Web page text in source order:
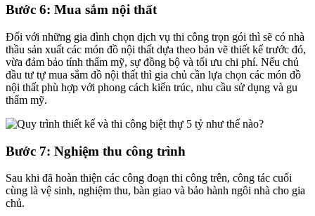
Bước 6: Mua sắm nội thất
Đối với những gia đình chọn dịch vụ thi công trọn gói thì sẽ có nhà
thầu sản xuất các món đồ nội thất dựa theo bản vẽ thiết kế trước đó,
vừa đảm bảo tính thẩm mỹ, sự đồng bộ và tối ưu chi phí. Nếu chủ
đầu tư tự mua sắm đồ nội thất thì gia chủ cần lựa chọn các món đồ
nội thất phù hợp với phong cách kiến trúc, nhu cầu sử dụng và gu
thẩm mỹ.
Bước 7: Nghiệm thu công trình
Sau khi đã hoàn thiện các công đoạn thi công trên, công tác cuối
cùng là vệ sinh, nghiệm thu, bàn giao và bảo hành ngôi nhà cho gia
chủ.